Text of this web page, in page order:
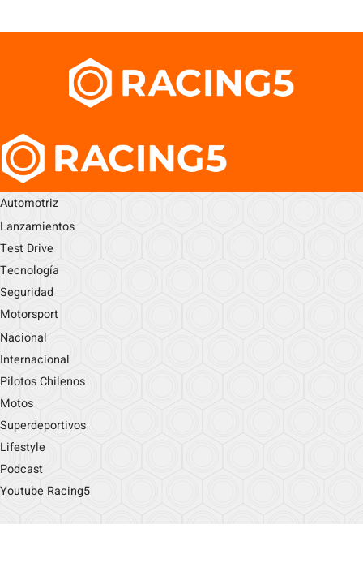
Automotriz
Lanzamientos
Test Drive
Tecnología
Seguridad
Motorsport
Nacional
Internacional
Pilotos Chilenos
Motos
Superdeportivos
Lifestyle
Podcast
Youtube Racing5